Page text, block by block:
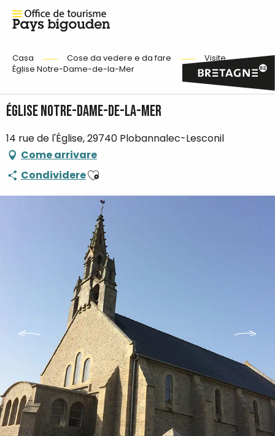
Casa Cose da vedere e da fare
Visite
Église Notre-Dame-de-la-Mer
Église Notre-Dame-de-la-Mer
14 rue de l'Église, 29740 Plobannalec-Lesconil
Come arrivare
CondividereAjouter aux favoris